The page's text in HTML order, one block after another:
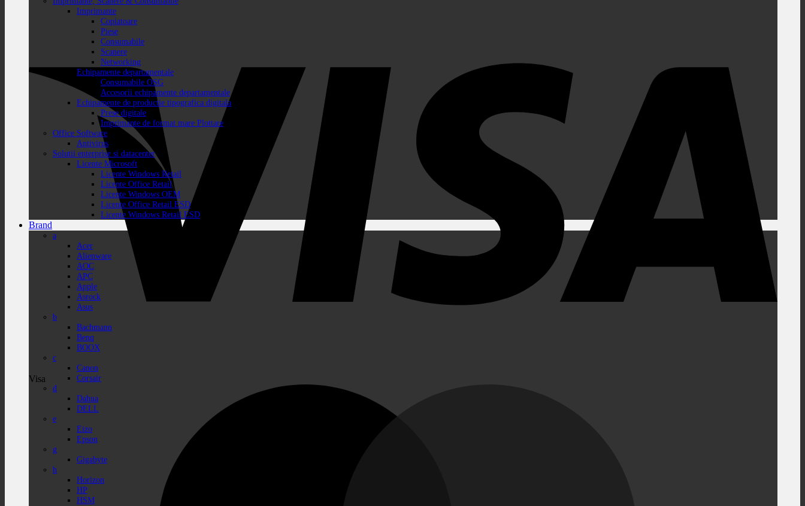
Visa
Imprimante
Copiatoare
Piese
Consumabile
Scanere
Networking
Echipamente departamentale
Consumabile OSG
Accesorii echipamente departamentale
Echipamente de productie tipografica digitala
Prese digitale
Imprimante de format mare Plottare
Office Software
Antivirus
Solutii enterprise si datacenter
Licente Microsoft
Licente Windows Retail
Licente Office Retail
Licente Windows OEM
Licente Office Retail ESD
Licente Windows Retail ESD
Brand
a
Acer
Alienware
AOC
APC
Apple
Asrock
Asus
b
Bachmann
Benq
BOOX
c
Canon
Corsair
d
Dahua
DELL
e
Eizo
Epson
g
Gigabyte
h
Horizon
HP
HSM